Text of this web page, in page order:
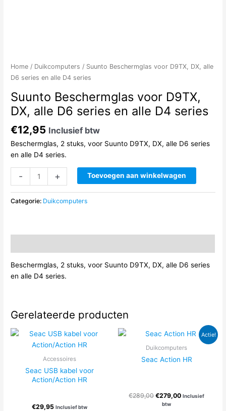
Home / Duikcomputers / Suunto Beschermglas voor D9TX, DX, alle
D6 series en alle D4 series
Suunto Beschermglas voor D9TX,
DX, alle D6 series en alle D4 series
€12,95 Inclusief btw
Beschermglas, 2 stuks, voor Suunto D9TX, DX, alle D6 series
en alle D4 series.
-
Beschermglas
voor
D9TX,
en
+ Toevoegen aan winkelwagen
Categorie: Duikcomputers
Beschermglas, 2 stuks, voor Suunto D9TX, DX, alle D6 series
en alle D4 series.
Gerelateerde producten
Accessoires
Seac USB kabel voor
Action/Action HR
€29,95 Inclusief btw
Actie!
Duikcomputers
Seac Action HR
€289,00Oorspronkelijke
prijs
€279,00Huidige
Inclusief
btw